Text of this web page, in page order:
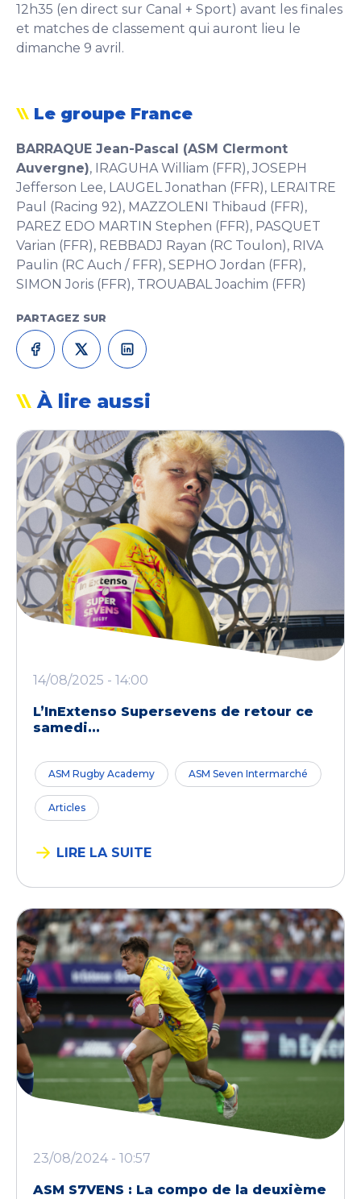
PARTAGEZ SUR
12h35 (en direct sur Canal + Sport) avant les finales
et matches de classement qui auront lieu le
dimanche 9 avril.
Le groupe France
BARRAQUE Jean-Pascal (ASM Clermont
Auvergne), IRAGUHA William (FFR), JOSEPH
Jefferson Lee, LAUGEL Jonathan (FFR), LERAITRE
Paul (Racing 92), MAZZOLENI Thibaud (FFR),
PAREZ EDO MARTIN Stephen (FFR), PASQUET
Varian (FFR), REBBADJ Rayan (RC Toulon), RIVA
Paulin (RC Auch / FFR), SEPHO Jordan (FFR),
SIMON Joris (FFR), TROUABAL Joachim (FFR)
À lire aussi
14/08/2025 - 14:00
L’InExtenso Supersevens de retour ce
samedi...
ASM Rugby Academy ASM Seven Intermarché
Articles
LIRE LA SUITE
23/08/2024 - 10:57
ASM S7VENS : La compo de la deuxième